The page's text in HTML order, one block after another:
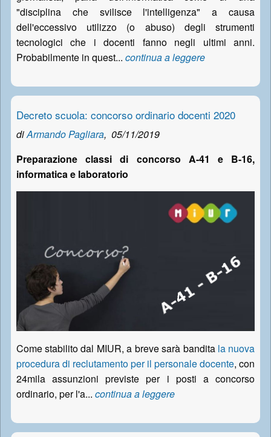
"disciplina che svilisce l'intelligenza" a causa
dell'eccessivo utilizzo (o abuso) degli strumenti
tecnologici che i docenti fanno negli ultimi anni.
Probabilmente in quest... continua a leggere
Decreto scuola: concorso ordinario docenti 2020
diArmando Pagliara, 05/11/2019
Preparazione classi di concorso A-41 e B-16,
informatica e laboratorio
Come stabilito dal MIUR, a breve sarà bandita la nuova
procedura di reclutamento per il personale docente, con
24mila assunzioni previste per i posti a concorso
ordinario, per l'a... continua a leggere